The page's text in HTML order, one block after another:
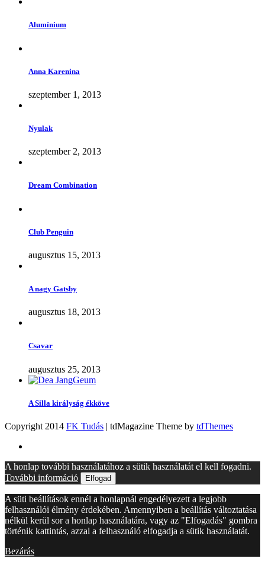
Alumínium
Anna Karenina
szeptember 1, 2013
Nyulak
szeptember 2, 2013
Dream Combination
Club Penguin
augusztus 15, 2013
A nagy Gatsby
augusztus 18, 2013
Csavar
augusztus 25, 2013
A Silla királyság ékköve
Copyright 2014 FK Tudás | tdMagazine Theme by tdThemes
A honlap további használatához a sütik használatát el kell fogadni.
További információ
Elfogad
A süti beállítások ennél a honlapnál engedélyezett a legjobb
felhasználói élmény érdekében. Amennyiben a beállítás változtatása
nélkül kerül sor a honlap használatára, vagy az "Elfogadás" gombra
történik kattintás, azzal a felhasználó elfogadja a sütik használatát.
Bezárás